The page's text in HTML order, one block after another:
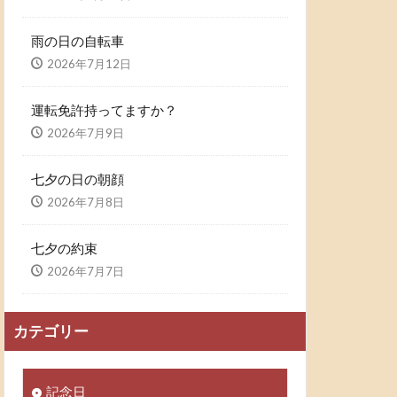
雨の日の自転車
2026年7月12日
運転免許持ってますか？
2026年7月9日
七夕の日の朝顔
2026年7月8日
七夕の約束
2026年7月7日
カテゴリー
記念日